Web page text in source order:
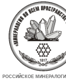
РОССИЙСКОЕ